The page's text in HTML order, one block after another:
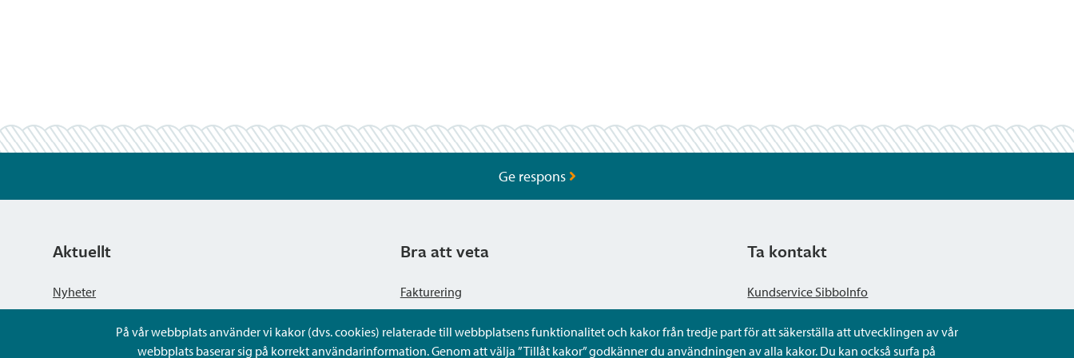
På vår webbplats använder vi kakor (dvs. cookies) relaterade till webbplatsens funktionalitet och kakor från tredje part för att säkerställa att utvecklingen av vår
webbplats baserar sig på korrekt användarinformation. Genom att välja ”Tillåt kakor” godkänner du användningen av alla kakor. Du kan också surfa på
Ge respons
Aktuellt
Nyheter
Kungörelser
Bra att veta
Fakturering
Dataskyddsbeskrivning
Ta kontakt
Kundservice SibboInfo
Ge anonym respons